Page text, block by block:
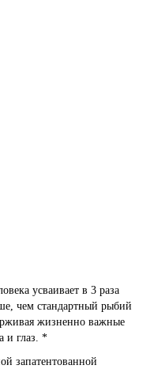
усваивает в 3 раза
чем стандартный рыбий
жизненно важные
и глаз. *
запатентованной